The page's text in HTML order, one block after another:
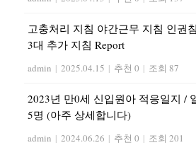
고충처리 지침 야간근무 지침 인권
3대 추가 지침 Report
admin | 2025.04.15 | 추천 0 | 조회 87
2023년 만0세 신입원아 적응일지 /
5명 (아주 상세합니다)
admin | 2024.06.26 | 추천 0 | 조회 201